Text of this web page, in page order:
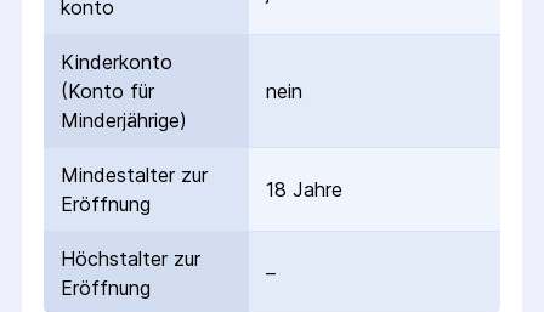
konto
Kinderkonto
(Konto für
Minderjährige)
nein
Mindestalter zur
Eröffnung
18 Jahre
Höchstalter zur
Eröffnung
–